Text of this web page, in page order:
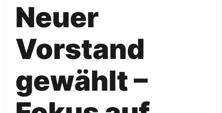
Neuer
Vorstand
gewählt –